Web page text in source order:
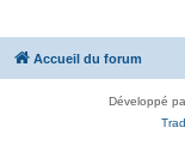
Accueil du forum
Développé